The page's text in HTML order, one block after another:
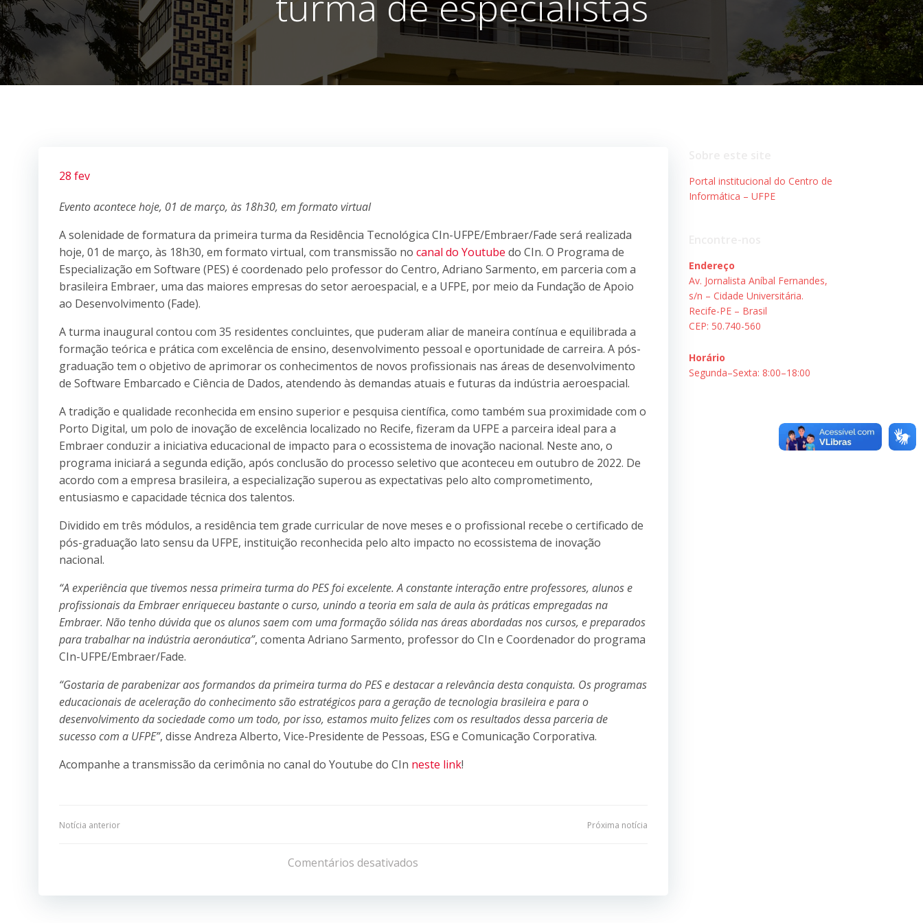
28 fev
Evento acontece hoje, 01 de março, às 18h30, em formato virtual
A solenidade de formatura da primeira turma da Residência Tecnológica CIn-UFPE/Embraer/Fade será realizada
hoje, 01 de março, às 18h30, em formato virtual, com transmissão no canal do Youtube do CIn. O Programa de
Especialização em Software (PES) é coordenado pelo professor do Centro, Adriano Sarmento, em parceria com a
brasileira Embraer, uma das maiores empresas do setor aeroespacial, e a UFPE, por meio da Fundação de Apoio
ao Desenvolvimento (Fade).
A turma inaugural contou com 35 residentes concluintes, que puderam aliar de maneira contínua e equilibrada a
formação teórica e prática com excelência de ensino, desenvolvimento pessoal e oportunidade de carreira. A pós-
graduação tem o objetivo de aprimorar os conhecimentos de novos profissionais nas áreas de desenvolvimento
de Software Embarcado e Ciência de Dados, atendendo às demandas atuais e futuras da indústria aeroespacial.
A tradição e qualidade reconhecida em ensino superior e pesquisa científica, como também sua proximidade com o
Porto Digital, um polo de inovação de excelência localizado no Recife, fizeram da UFPE a parceira ideal para a
Embraer conduzir a iniciativa educacional de impacto para o ecossistema de inovação nacional. Neste ano, o
programa iniciará a segunda edição, após conclusão do processo seletivo que aconteceu em outubro de 2022. De
acordo com a empresa brasileira, a especialização superou as expectativas pelo alto comprometimento,
entusiasmo e capacidade técnica dos talentos.
Dividido em três módulos, a residência tem grade curricular de nove meses e o profissional recebe o certificado de
pós-graduação lato sensu da UFPE, instituição reconhecida pelo alto impacto no ecossistema de inovação
nacional.
“A experiência que tivemos nessa primeira turma do PES foi excelente. A constante interação entre professores, alunos e
profissionais da Embraer enriqueceu bastante o curso, unindo a teoria em sala de aula às práticas empregadas na
Embraer. Não tenho dúvida que os alunos saem com uma formação sólida nas áreas abordadas nos cursos, e preparados
para trabalhar na indústria aeronáutica”, comenta Adriano Sarmento, professor do CIn e Coordenador do programa
CIn-UFPE/Embraer/Fade.
“Gostaria de parabenizar aos formandos da primeira turma do PES e destacar a relevância desta conquista. Os programas
educacionais de aceleração do conhecimento são estratégicos para a geração de tecnologia brasileira e para o
desenvolvimento da sociedade como um todo, por isso, estamos muito felizes com os resultados dessa parceria de
sucesso com a UFPE”, disse Andreza Alberto, Vice-Presidente de Pessoas, ESG e Comunicação Corporativa.
Acompanhe a transmissão da cerimônia no canal do Youtube do CIn neste link!
Navegação
Post
Notícia anterior
de
Post
Próxima notícia
Comentários desativados
Portal institucional do Centro de
Informática – UFPE
Endereço
Av. Jornalista Aníbal Fernandes,
s/n – Cidade Universitária.
Recife-PE – Brasil
CEP: 50.740-560
Horário
Segunda–Sexta: 8:00–18:00